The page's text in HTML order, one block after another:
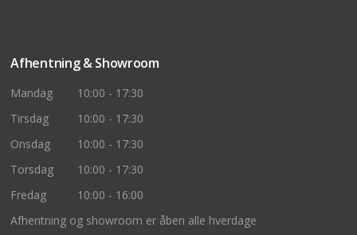
Afhentning & Showroom
Mandag
10:00 - 17:30
Tirsdag
10:00 - 17:30
Onsdag
10:00 - 17:30
Torsdag
10:00 - 17:30
Fredag
10:00 - 16:00
Afhentning og showroom er åben alle hverdage